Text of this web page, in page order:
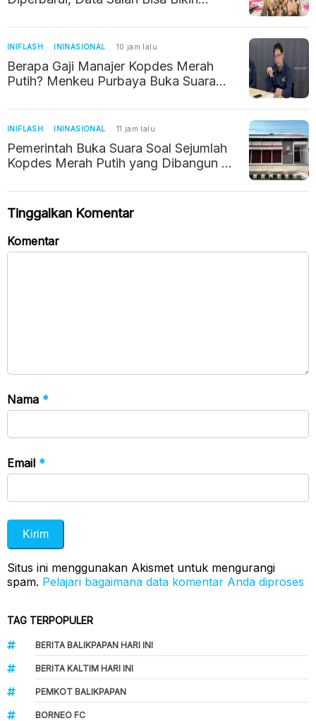
INIFLASH ININASIONAL 10 jam lalu
Berapa Gaji Manajer Kopdes Merah
Putih? Menkeu Purbaya Buka Suara
INIFLASH ININASIONAL 11 jam lalu
Pemerintah Buka Suara Soal Sejumlah
Kopdes Merah Putih yang Dibangun di
Tinggalkan Komentar
Komentar
Nama *
Email *
Situs ini menggunakan Akismet untuk mengurangi
spam. Pelajari bagaimana data komentar Anda diproses
TAG TERPOPULER
BERITA BALIKPAPAN HARI INI
BERITA KALTIM HARI INI
PEMKOT BALIKPAPAN
BORNEO FC